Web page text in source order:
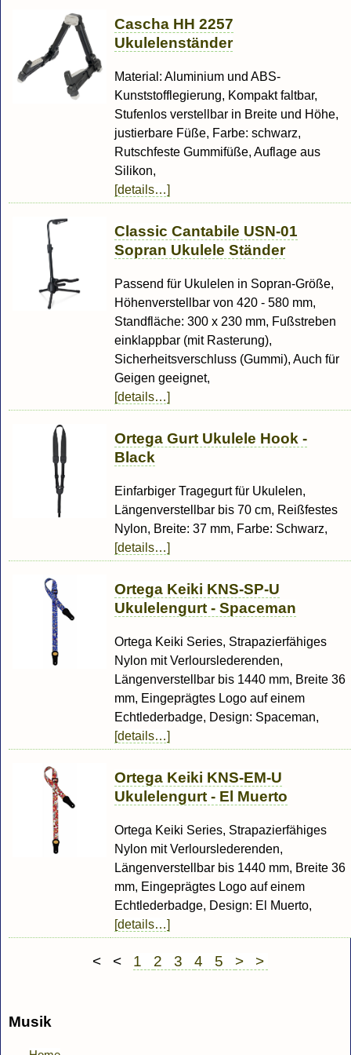
Cascha HH 2257
Ukulelenständer
Material: Aluminium und ABS-
Kunststofflegierung, Kompakt faltbar,
Stufenlos verstellbar in Breite und Höhe,
justierbare Füße, Farbe: schwarz,
Rutschfeste Gummifüße, Auflage aus
Silikon,
[details…]
Classic Cantabile USN-01
Sopran Ukulele Ständer
Passend für Ukulelen in Sopran-Größe,
Höhenverstellbar von 420 - 580 mm,
Standfläche: 300 x 230 mm, Fußstreben
einklappbar (mit Rasterung),
Sicherheitsverschluss (Gummi), Auch für
Geigen geeignet,
[details…]
Ortega Gurt Ukulele Hook -
Black
Einfarbiger Tragegurt für Ukulelen,
Längenverstellbar bis 70 cm, Reißfestes
Nylon, Breite: 37 mm, Farbe: Schwarz,
[details…]
Ortega Keiki KNS-SP-U
Ukulelengurt - Spaceman
Ortega Keiki Series, Strapazierfähiges
Nylon mit Verlourslederenden,
Längenverstellbar bis 1440 mm, Breite 36
mm, Eingeprägtes Logo auf einem
Echtlederbadge, Design: Spaceman,
[details…]
Ortega Keiki KNS-EM-U
Ukulelengurt - El Muerto
Ortega Keiki Series, Strapazierfähiges
Nylon mit Verlourslederenden,
Längenverstellbar bis 1440 mm, Breite 36
mm, Eingeprägtes Logo auf einem
Echtlederbadge, Design: El Muerto,
[details…]
< < 1 2 3 4 5 > >
Musik